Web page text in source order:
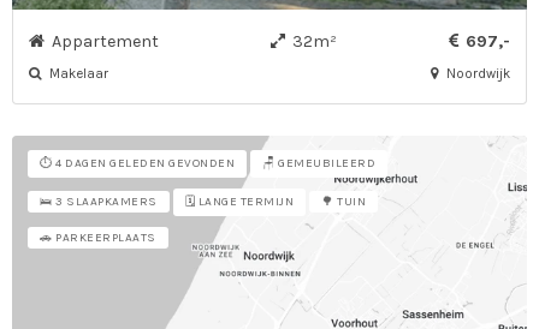
Appartement 32m² 697,-
Makelaar Noordwijk
⏱️ 4 DAGEN GELEDEN GEVONDEN 🪑 GEMEUBILEERD
🛌 3 SLAAPKAMERS 🗓️ LANGE TERMIJN 🌳 TUIN
🚗 PARKEERPLAATS